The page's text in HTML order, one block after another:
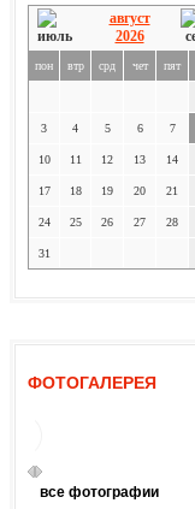
август
2026
пон втр срд чет пят
3 4 5 6 7
10 11 12 13 14
17 18 19 20 21
24 25 26 27 28
31
ФОТОГАЛЕРЕЯ
все фотографии